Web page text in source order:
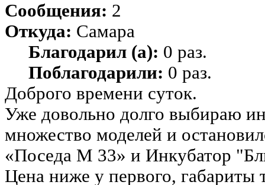
Сообщения: 2
Откуда: Самара
Благодарил (а): 0 раз.
Поблагодарили: 0 раз.
Доброго времени суток.
Уже довольно долго выбираю
множество моделей и
«Поседа М 33» и Инкубатор
Цена ниже у первого, габариты